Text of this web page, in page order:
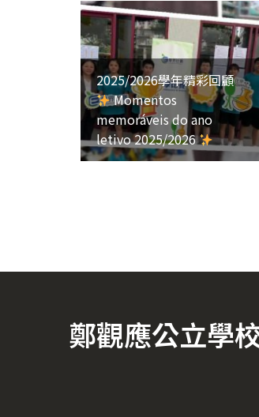
2025/2026學年精彩回顧
Momentos
memoráveis do ano
letivo 2025/2026
鄭觀應公立學